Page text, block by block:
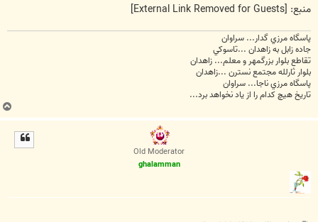
منبع:
پاسگاه مرزي گدار... سراوان
جاده زابل به زاهدان ...تاسوکي
تقاطع بلوار بزرگمهر و معلم... زاهدان
بلوار ثارلله مجتمع نسترن ...زاهدان
پاسگاه مرزي ناجا... سراوان
تاريخ هيچ کدام را از ياد نخواهد برد...
ب
ا
Old Moderator
ghalamman